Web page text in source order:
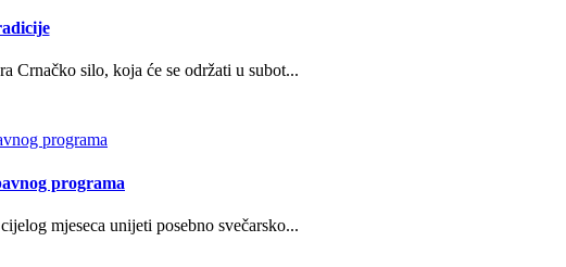
Crnačko silo, koja će se održati u subot...
programa
mjeseca unijeti posebno svečarsko...